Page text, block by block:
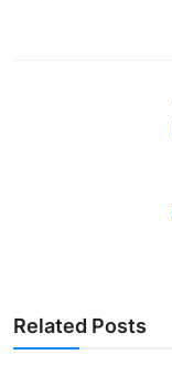
Related Posts